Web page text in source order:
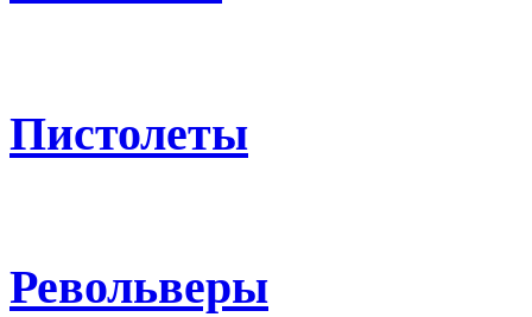
Пистолеты
Револьверы